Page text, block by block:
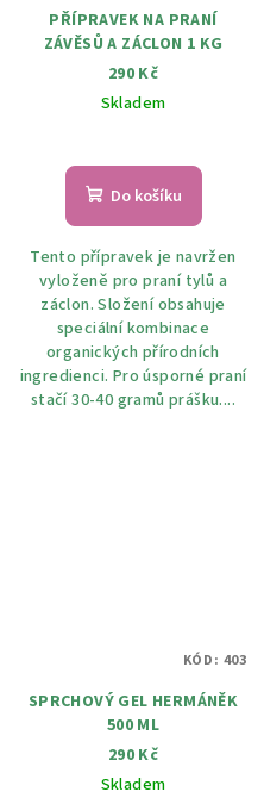
PŘÍPRAVEK NA PRANÍ
ZÁVĚSŮ A ZÁCLON 1 KG
290 Kč
Skladem
Do košíku
Tento přípravek je navržen
vyloženě pro praní tylů a
záclon. Složení obsahuje
speciální kombinace
organických přírodních
ingredienci. Pro úsporné praní
stačí 30-40 gramů prášku....
SPRCHOVÝ GEL HERMÁNĚK
500 ML
290 Kč
Skladem
KÓD: 403